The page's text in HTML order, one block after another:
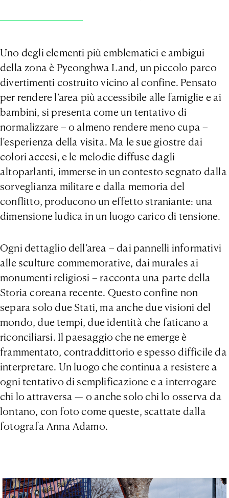
Uno degli elementi più emblematici e ambigui
della zona è Pyeonghwa Land, un piccolo parco
divertimenti costruito vicino al confine. Pensato
per rendere l’area più accessibile alle famiglie e ai
bambini, si presenta come un tentativo di
normalizzare – o almeno rendere meno cupa –
l’esperienza della visita. Ma le sue giostre dai
colori accesi, e le melodie diffuse dagli
altoparlanti, immerse in un contesto segnato dalla
sorveglianza militare e dalla memoria del
conflitto, producono un effetto straniante: una
dimensione ludica in un luogo carico di tensione.
Ogni dettaglio dell’area – dai pannelli informativi
alle sculture commemorative, dai murales ai
monumenti religiosi – racconta una parte della
Storia coreana recente. Questo confine non
separa solo due Stati, ma anche due visioni del
mondo, due tempi, due identità che faticano a
riconciliarsi. Il paesaggio che ne emerge è
frammentato, contraddittorio e spesso difficile da
interpretare. Un luogo che continua a resistere a
ogni tentativo di semplificazione e a interrogare
chi lo attraversa — o anche solo chi lo osserva da
lontano, con foto come queste, scattate dalla
fotografa Anna Adamo.